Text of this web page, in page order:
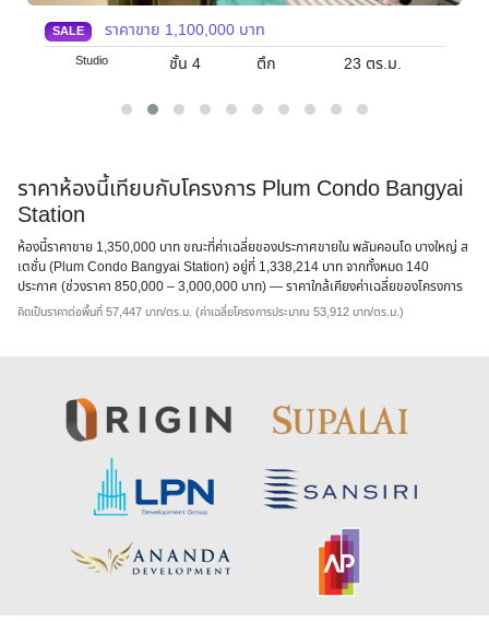
SALE ราคาขาย 2,000,000
ตึก A
ราคาห้องนี้เทียบกับโครงการ Plum Condo Bangyai
Station
ห้องนี้ราคาขาย 1,350,000 บาท ขณะที่ค่าเฉลี่ยของประกาศขายใน พลัมคอนโด บางใหญ่ ส
เตชั่น (Plum Condo Bangyai Station) อยู่ที่ 1,338,214 บาท จากทั้งหมด 140
ประกาศ (ช่วงราคา 850,000 – 3,000,000 บาท) — ราคาใกล้เคียงค่าเฉลี่ยของโครงการ
คิดเป็นราคาต่อพื้นที่ 57,447 บาท/ตร.ม. (ค่าเฉลี่ยโครงการประมาณ 53,912 บาท/ตร.ม.)